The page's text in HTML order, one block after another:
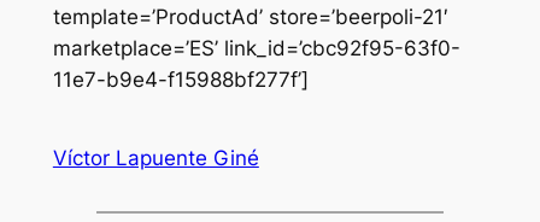
template=’ProductAd’ store=’beerpoli-21′
marketplace=’ES’ link_id=’cbc92f95-63f0-
11e7-b9e4-f15988bf277f’]
Víctor Lapuente Giné